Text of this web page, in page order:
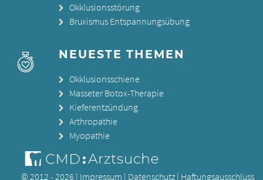
Okklusionsstörung
Bruxismus Entspannungsübung
NEUESTE THEMEN
Okklusionsschiene
Masseter Botox-Therapie
Kieferentzündung
Arthropathie
Myopathie
© 2012 - 2026 | Impressum | Datenschutz | Haftungsausschluss